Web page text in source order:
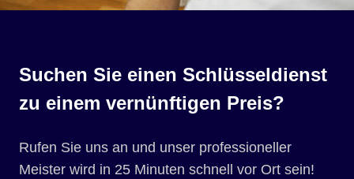
Suchen Sie einen Schlüsseldienst
zu einem vernünftigen Preis?
Rufen Sie uns an und unser professioneller
Meister wird in 25 Minuten schnell vor Ort sein!